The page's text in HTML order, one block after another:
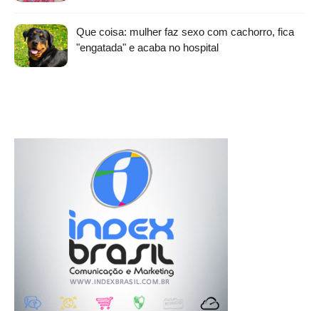
Que coisa: mulher faz sexo com cachorro, fica
"engatada" e acaba no hospital